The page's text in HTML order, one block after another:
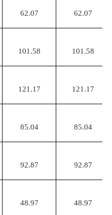
62.07 62.07
101.58 101.58
121.17 121.17
85.04 85.04
92.87 92.87
48.97 48.97